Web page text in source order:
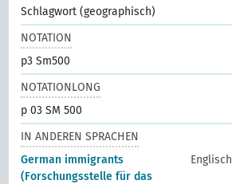
Schlagwort (geographisch)
NOTATION
p3 Sm500
NOTATIONLONG
p 03 SM 500
IN ANDEREN SPRACHEN
German immigrants
(Forschungsstelle für das
Englisch